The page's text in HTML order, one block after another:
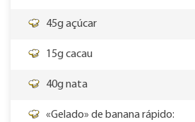
45g açúcar
15g cacau
40g nata
«Gelado» de banana rápido: